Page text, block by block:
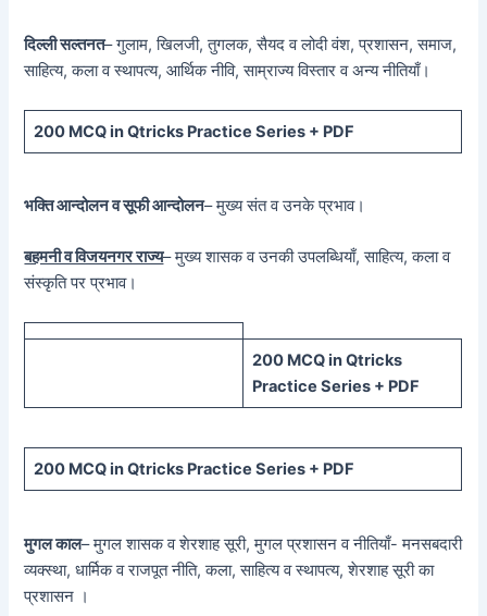
दिल्ली सल्तनत– गुलाम, खिलजी, तुगलक, सैयद व लोदी वंश, प्रशासन, समाज,
साहित्य, कला व स्थापत्य, आर्थिक नीवि, साम्राज्य विस्तार व अन्य नीतियाँ।
200 MCQ in Qtricks Practice Series + PDF
भक्ति आन्दोलन व सूफी आन्दोलन– मुख्य संत व उनके प्रभाव।
बहमनी व विजयनगर राज्य– मुख्य शासक व उनकी उपलब्धियाँ, साहित्य, कला व
संस्कृति पर प्रभाव।
200 MCQ in Qtricks
Practice Series + PDF
200 MCQ in Qtricks Practice Series + PDF
मुगल काल– मुगल शासक व शेरशाह सूरी, मुगल प्रशासन व नीतियाँ- मनसबदारी
व्यक्स्था, धार्मिक व राजपूत नीति, कला, साहित्य व स्थापत्य, शेरशाह सूरी का
प्रशासन ।